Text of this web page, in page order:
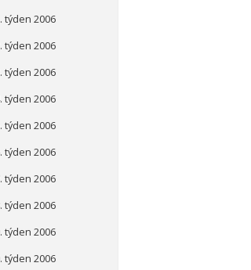
týden 2006
týden 2006
týden 2006
týden 2006
týden 2006
týden 2006
týden 2006
týden 2006
týden 2006
týden 2006